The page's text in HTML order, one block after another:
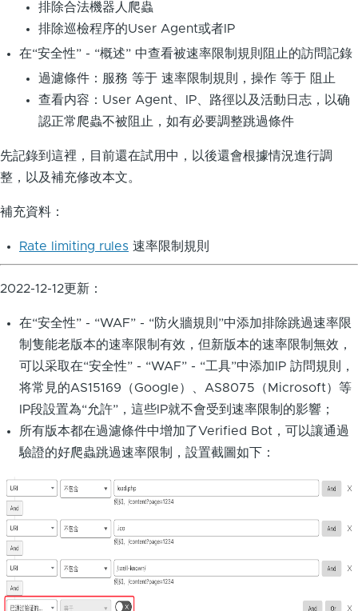
排除合法機器人爬蟲
排除巡檢程序的User Agent或者IP
在“安全性” - “概述” 中查看被速率限制規則阻止的訪問記錄
過濾條件：服務 等于 速率限制規則，操作 等于 阻止
查看内容：User Agent、IP、路徑以及活動日志，以确
認正常爬蟲不被阻止，如有必要調整跳過條件
先記錄到這裡，目前還在試用中，以後還會根據情況進行調
整，以及補充修改本文。
補充資料：
Rate limiting rules 速率限制規則
2022-12-12更新：
在“安全性” - “WAF” - “防火牆規則”中添加排除跳過速率限
制隻能老版本的速率限制有效，但新版本的速率限制無效，
可以采取在“安全性” - “WAF” - “工具”中添加IP 訪問規則，
将常見的AS15169（Google）、AS8075（Microsoft）等
IP段設置為“允許”，這些IP就不會受到速率限制的影響；
所有版本都在過濾條件中增加了Verified Bot，可以讓通過
驗證的好爬蟲跳過速率限制，設置截圖如下：